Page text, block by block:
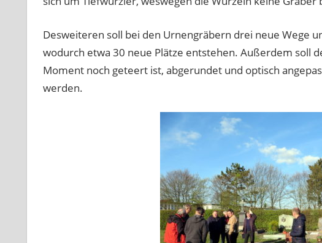
Desweiteren soll bei den Urnengräbern drei neue Wege
wodurch etwa 30 neue Plätze entstehen. Außerdem soll
Moment noch geteert ist, abgerundet und optisch
werden.